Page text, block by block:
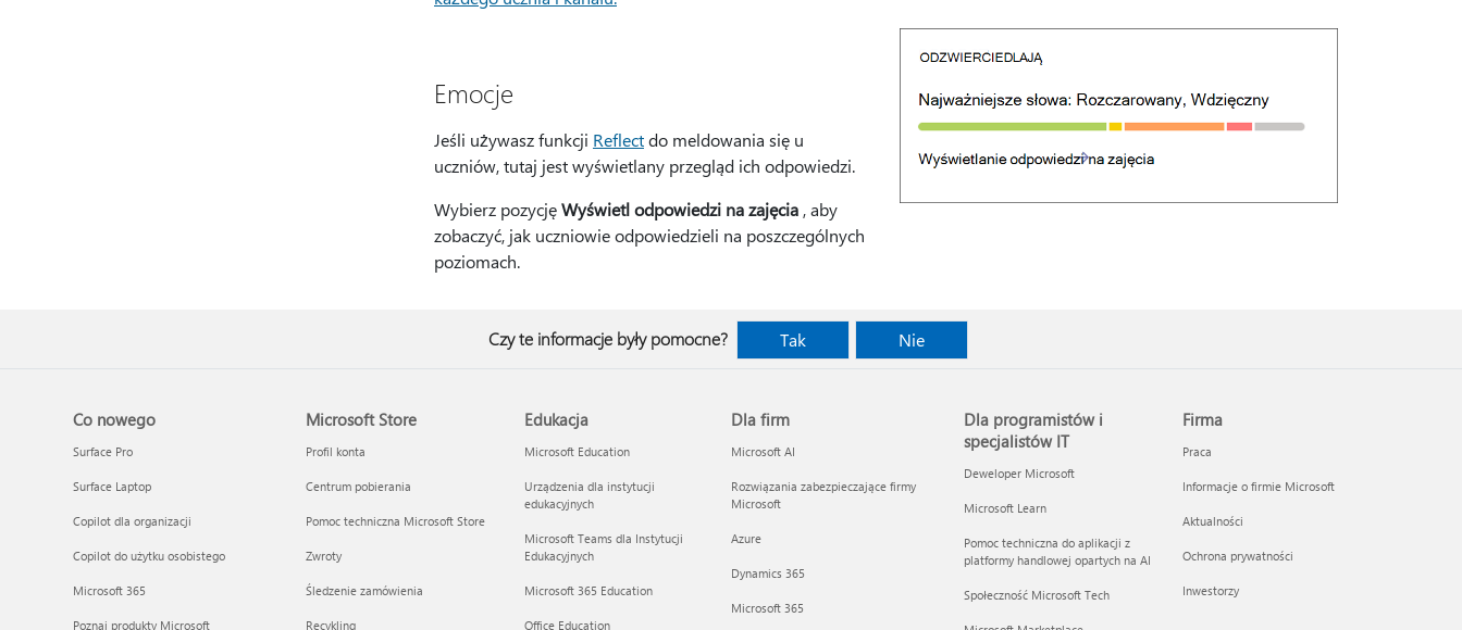
Emocje
Jeśli używasz funkcji Reflectdo meldowania się u
uczniów, tutaj jest wyświetlany przegląd ich odpowiedzi.
Wybierz pozycjęWyświetl odpowiedzi na zajęcia , aby
zobaczyć, jak uczniowie odpowiedzieli na poszczególnych
poziomach.
Czy te informacje były pomocne? Tak Nie
Co nowego
Surface Pro
Surface Laptop
Copilot dla organizacji
Copilot do użytku osobistego
Microsoft 365
Poznaj produkty Microsoft
Microsoft Store
Profil konta
Centrum pobierania
Pomoc techniczna Microsoft Store
Zwroty
Śledzenie zamówienia
Recykling
Edukacja
Microsoft Education
Urządzenia dla instytucji
edukacyjnych
Microsoft Teams dla Instytucji
Edukacyjnych
Microsoft 365 Education
Office Education
Dla firm
Microsoft AI
Rozwiązania zabezpieczające firmy
Microsoft
Azure
Dynamics 365
Microsoft 365
Dla programistów i
specjalistów IT
Deweloper Microsoft
Microsoft Learn
Pomoc techniczna do aplikacji z
platformy handlowej opartych na AI
Społeczność Microsoft Tech
Firma
Praca
Informacje o firmie Microsoft
Aktualności
Ochrona prywatności
Inwestorzy